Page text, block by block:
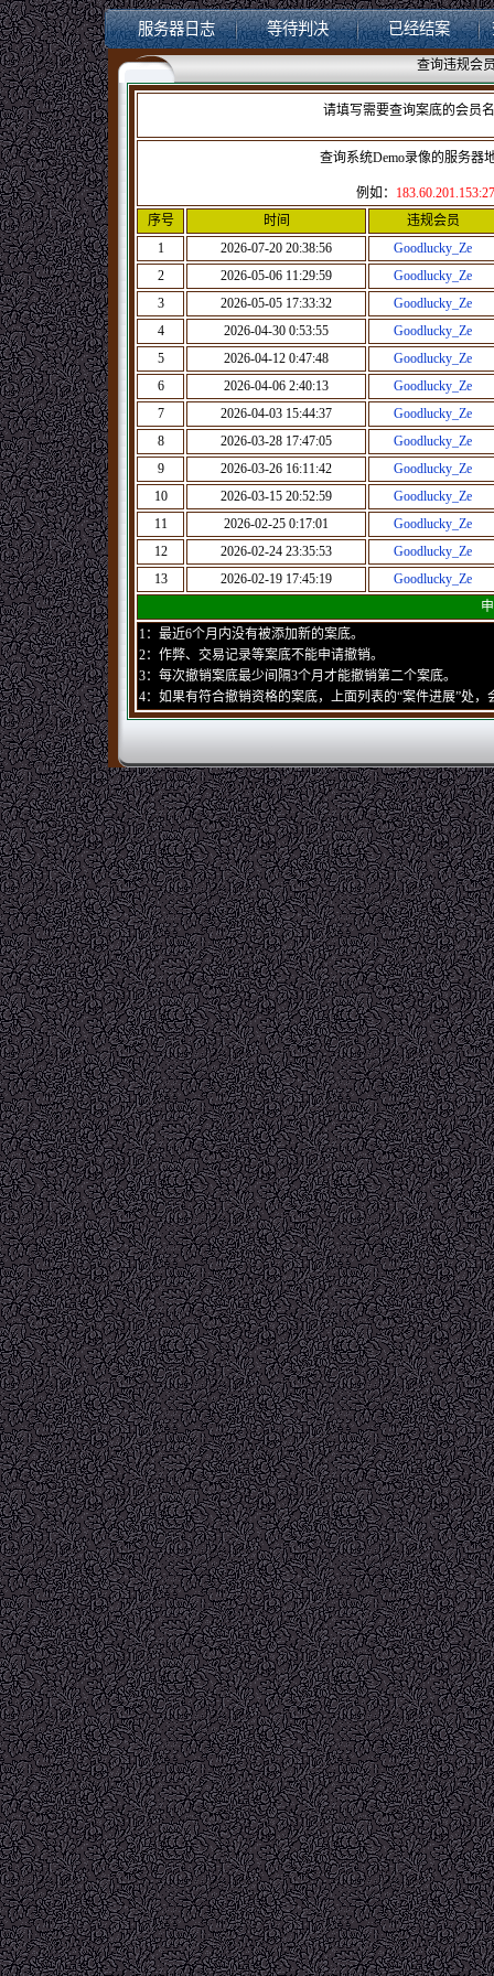
服务器日志 等待判决 已经结案
查询违规会
请填写需要查询案底的会员
查询系统Demo录像的服务器
例如：
序号
时间
违规会员
1
2026-07-20 20:38:56
Goodlucky_Ze
2
2026-05-06 11:29:59
Goodlucky_Ze
3
2026-05-05 17:33:32
Goodlucky_Ze
4
2026-04-30 0:53:55
Goodlucky_Ze
5
2026-04-12 0:47:48
Goodlucky_Ze
6
2026-04-06 2:40:13
Goodlucky_Ze
7
2026-04-03 15:44:37
Goodlucky_Ze
8
2026-03-28 17:47:05
Goodlucky_Ze
9
2026-03-26 16:11:42
Goodlucky_Ze
10
2026-03-15 20:52:59
Goodlucky_Ze
11
2026-02-25 0:17:01
Goodlucky_Ze
12
2026-02-24 23:35:53
Goodlucky_Ze
13
2026-02-19 17:45:19
Goodlucky_Ze
1：最近6个月内没有被添加新的案底。
2：作弊、交易记录等案底不能申请撤销。
3：每次撤销案底最少间隔3个月才能撤销第二个案底。
4：如果有符合撤销资格的案底，上面列表的“案件进展”处，